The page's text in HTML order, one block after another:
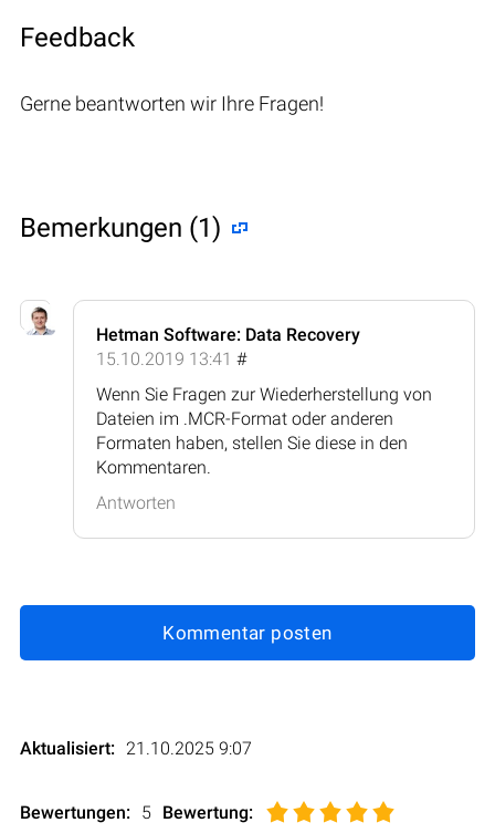
Feedback
Gerne beantworten wir Ihre Fragen!
Bemerkungen (1)
Hetman Software: Data Recovery
15.10.2019 13:41 #
Wenn Sie Fragen zur Wiederherstellung von
Dateien im .MCR-Format oder anderen
Formaten haben, stellen Sie diese in den
Kommentaren.
Antworten
Kommentar posten
Aktualisiert: 21.10.2025 9:07
Bewertungen: 5 Bewertung: